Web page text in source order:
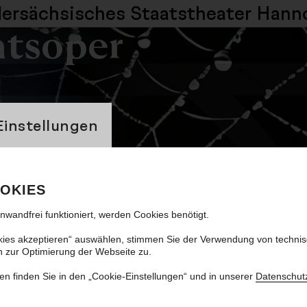
funktioniert, werden Cookies benötigt.
akzeptieren“ auswählen, stimmen Sie der Verwendung von
zur Optimierung der Webseite zu.
finden Sie in den „Cookie-Einstellungen“ und in unserer
Staatstheater
Spinnenfrau